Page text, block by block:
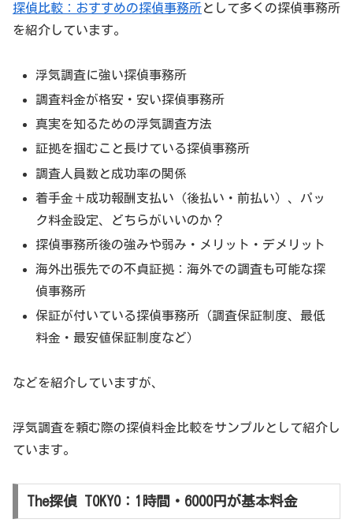
探偵比較：おすすめの探偵事務所として多くの探偵事務所
を紹介しています。
浮気調査に強い探偵事務所
調査料金が格安・安い探偵事務所
真実を知るための浮気調査方法
証拠を掴むこと長けている探偵事務所
調査人員数と成功率の関係
着手金＋成功報酬支払い（後払い・前払い）、パッ
ク料金設定、どちらがいいのか？
探偵事務所後の強みや弱み・メリット・デメリット
海外出張先での不貞証拠：海外での調査も可能な探
偵事務所
保証が付いている探偵事務所（調査保証制度、最低
料金・最安値保証制度など）
などを紹介していますが、
浮気調査を頼む際の探偵料金比較をサンプルとして紹介し
ています。
The探偵 TOKYO：1時間・6000円が基本料金